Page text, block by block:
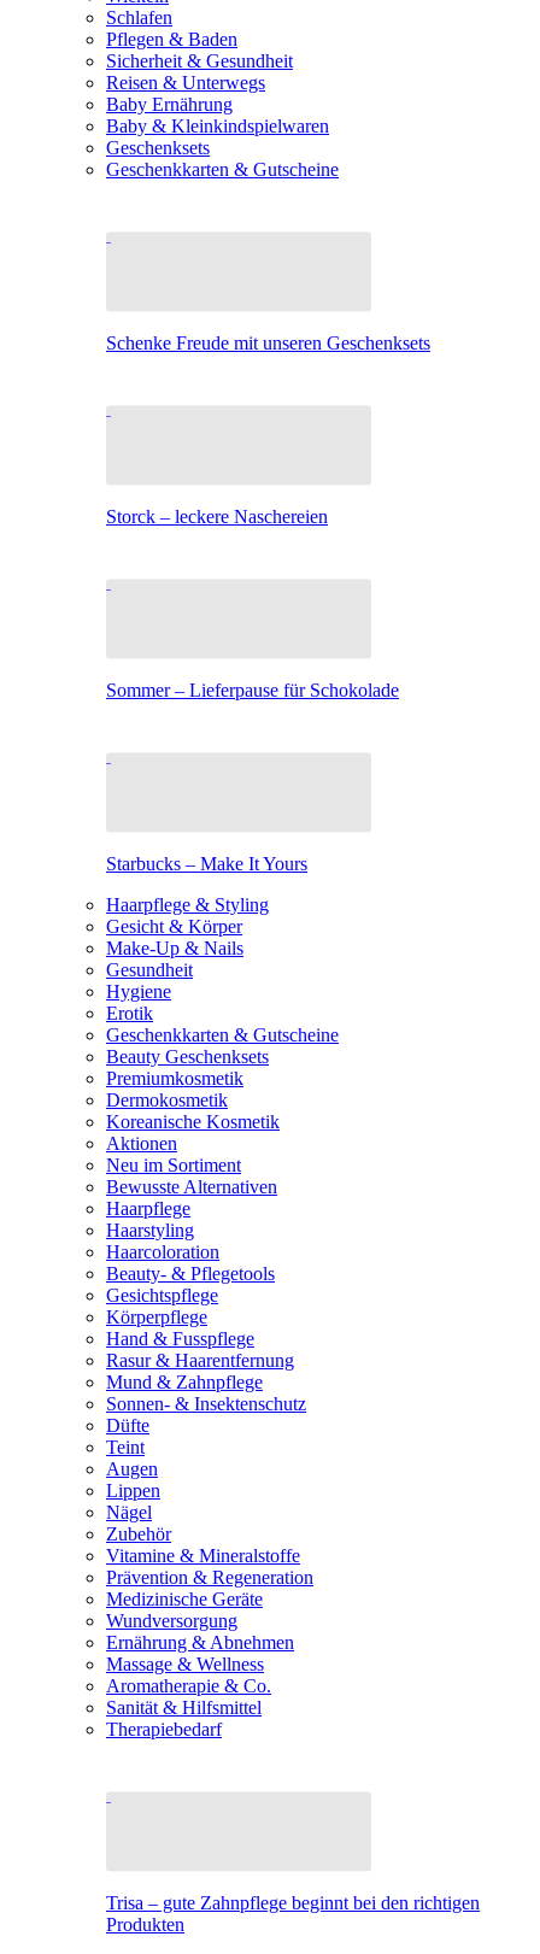
Schlafen
Pflegen & Baden
Sicherheit & Gesundheit
Reisen & Unterwegs
Baby Ernährung
Baby & Kleinkindspielwaren
Geschenksets
Geschenkkarten & Gutscheine
Schenke Freude mit unseren Geschenksets
Storck – leckere Naschereien
Sommer – Lieferpause für Schokolade
Starbucks – Make It Yours
Haarpflege & Styling
Gesicht & Körper
Make-Up & Nails
Gesundheit
Hygiene
Erotik
Geschenkkarten & Gutscheine
Beauty Geschenksets
Premiumkosmetik
Dermokosmetik
Koreanische Kosmetik
Aktionen
Neu im Sortiment
Bewusste Alternativen
Haarpflege
Haarstyling
Haarcoloration
Beauty- & Pflegetools
Gesichtspflege
Körperpflege
Hand & Fusspflege
Rasur & Haarentfernung
Mund & Zahnpflege
Sonnen- & Insektenschutz
Düfte
Teint
Augen
Lippen
Nägel
Zubehör
Vitamine & Mineralstoffe
Prävention & Regeneration
Medizinische Geräte
Wundversorgung
Ernährung & Abnehmen
Massage & Wellness
Aromatherapie & Co.
Sanität & Hilfsmittel
Therapiebedarf
Trisa – gute Zahnpflege beginnt bei den richtigen
Produkten